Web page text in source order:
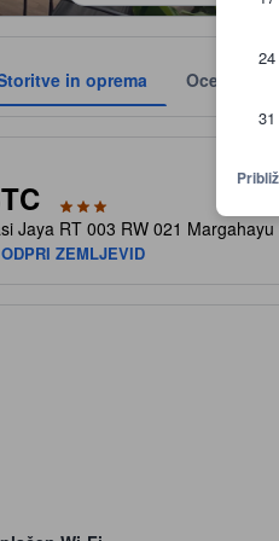
24
31
in oprema Ocene
Jaya RT 003 RW 021
ZEMLJEVID